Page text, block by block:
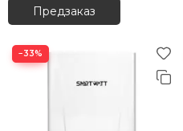
Предзаказ
−33%